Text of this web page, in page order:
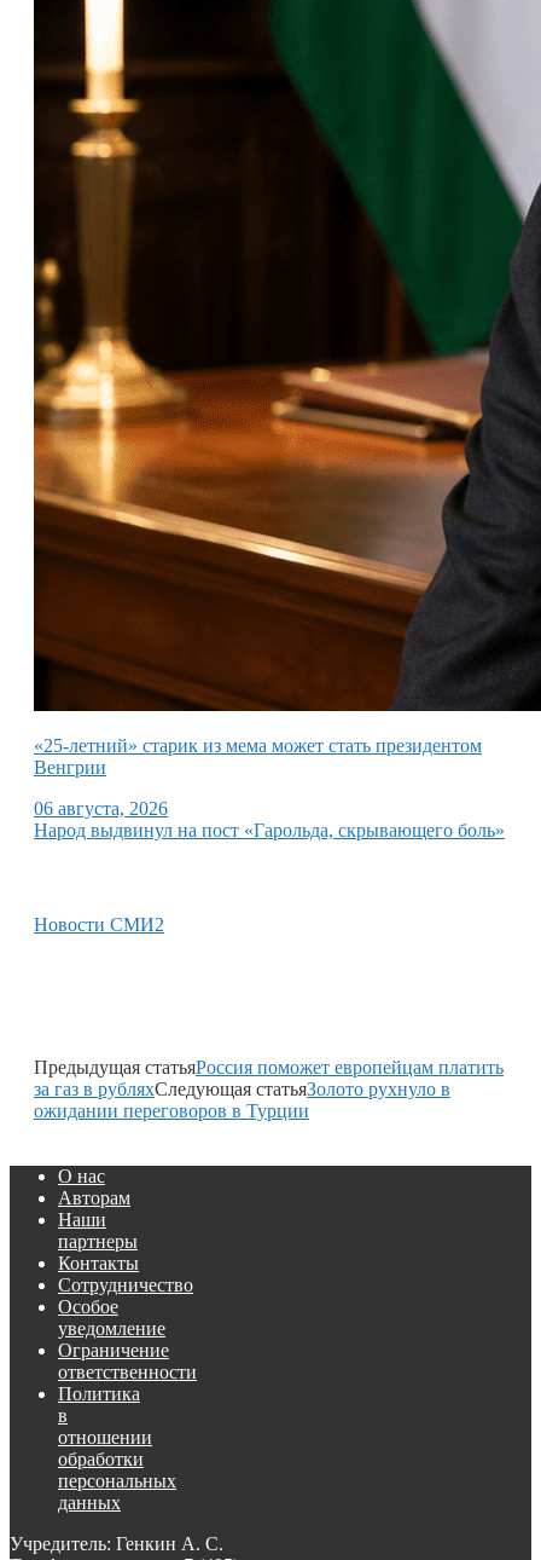
«25-летний» старик из мема может стать президентом
Венгрии
06 августа, 2026
Народ выдвинул на пост «Гарольда, скрывающего боль»
Новости СМИ2
Предыдущая статьяРоссия поможет европейцам платить
за газ в рубляхСледующая статьяЗолото рухнуло в
ожидании переговоров в Турции
О нас
Авторам
Наши
партнеры
Контакты
Сотрудничество
Особое
уведомление
Ограничение
ответственности
Политика
в
отношении
обработки
персональных
данных
Учредитель: Генкин А. С.